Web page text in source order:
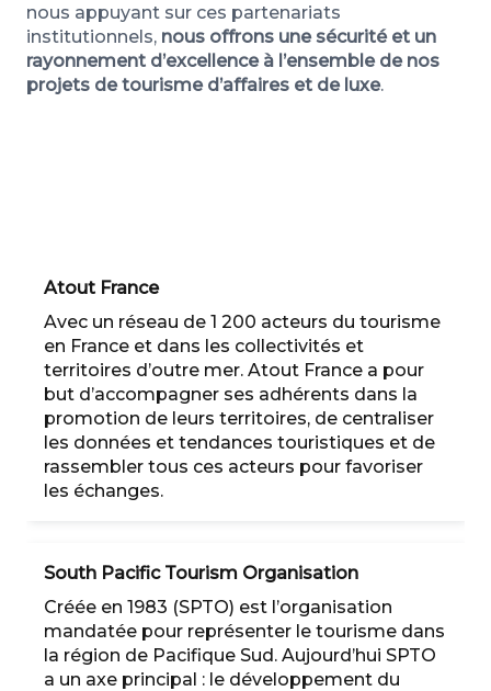
nous appuyant sur ces partenariats
institutionnels, nous offrons une sécurité et un
rayonnement d’excellence à l’ensemble de nos
projets de tourisme d’affaires et de luxe.
Atout France
Avec un réseau de 1 200 acteurs du tourisme
en France et dans les collectivités et
territoires d’outre mer. Atout France a pour
but d’accompagner ses adhérents dans la
promotion de leurs territoires, de centraliser
les données et tendances touristiques et de
rassembler tous ces acteurs pour favoriser
les échanges.
South Pacific Tourism Organisation
Créée en 1983 (SPTO) est l’organisation
mandatée pour représenter le tourisme dans
la région de Pacifique Sud. Aujourd’hui SPTO
a un axe principal : le développement du